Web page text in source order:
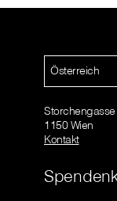
Österreich
1150 Wien
Kontakt